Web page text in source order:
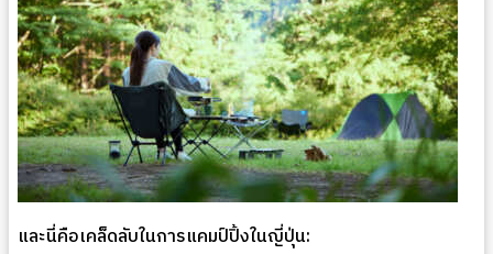
และนี่คือเคล็ดลับในการแคมป์ปิ้งในญี่ปุ่น: